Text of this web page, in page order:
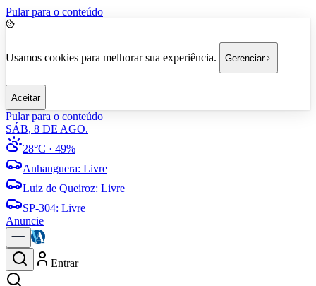
Pular para o conteúdo
Usamos cookies para melhorar sua experiência. Gerenciar
Aceitar
Pular para o conteúdo
SÁB, 8 DE AGO.
28°C · 49%
Anhanguera: Livre
Luiz de Queiroz: Livre
SP-304: Livre
Anuncie
Entrar